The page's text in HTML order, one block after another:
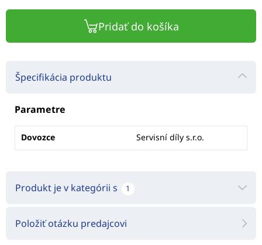
Pridať do košíka
Špecifikácia produktu
Parametre
Dovozce Servisní díly s.r.o.
Produkt je v kategórii s 1
Položiť otázku predajcovi